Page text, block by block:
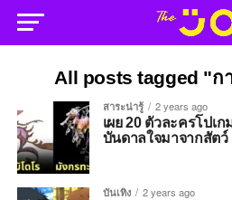
All posts tagged "ก
สาระน่ารู้ 2 years ago
เผย 20 ตัวละครโปเ
บันดาลใจมาจากสัต
บันเทิง 2 years ago